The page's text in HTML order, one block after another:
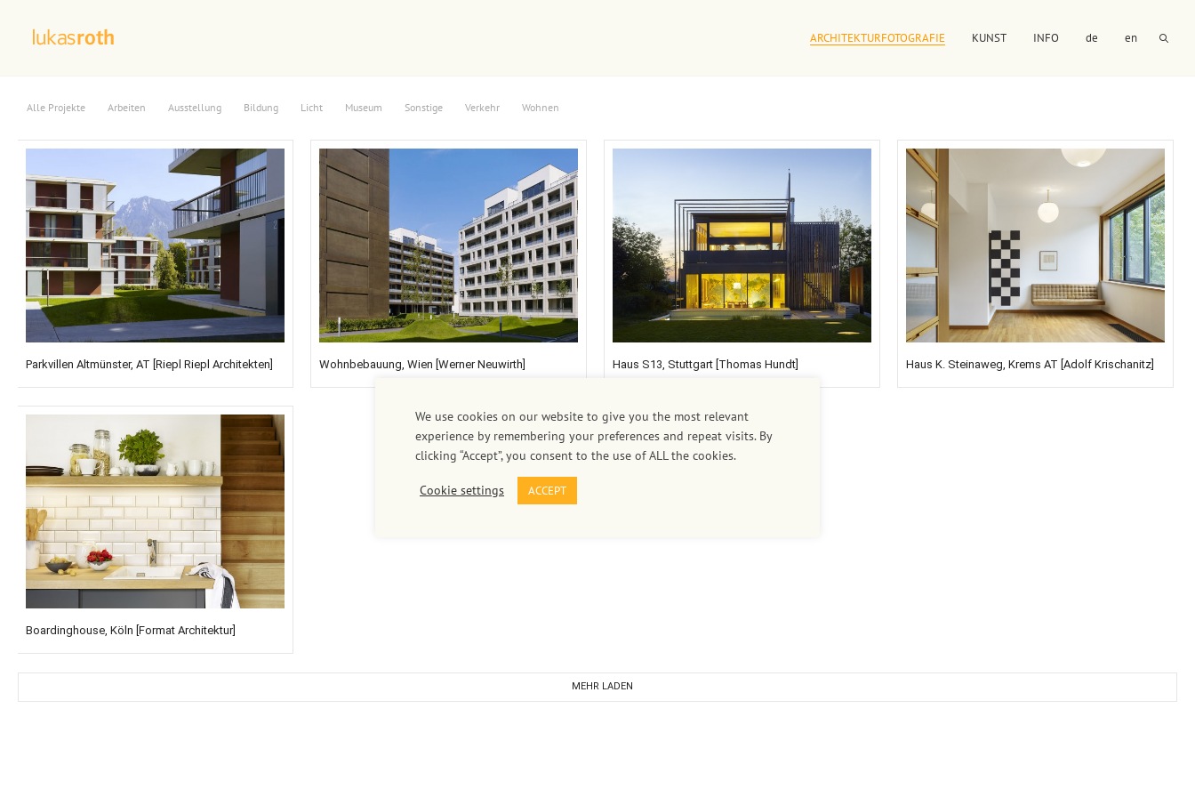
ARCHITEKTURFOTOGRAFIE KUNST INFO de en
Alle Projekte Arbeiten Ausstellung Bildung Licht Museum Sonstige Verkehr Wohnen
Parkvillen Altmünster, AT [Riepl Riepl Architekten] Wohnbebauung, Wien [Werner Neuwirth] Haus S13, Stuttgart [Thomas Hundt] Haus K. Steinaweg, Krems AT [Adolf Krischanitz]
Boardinghouse, Köln [Format Architektur]
MEHR LADEN
We use cookies on our website to give you the most relevant
experience by remembering your preferences and repeat visits. By
clicking “Accept”, you consent to the use of ALL the cookies.
Cookie settings ACCEPT